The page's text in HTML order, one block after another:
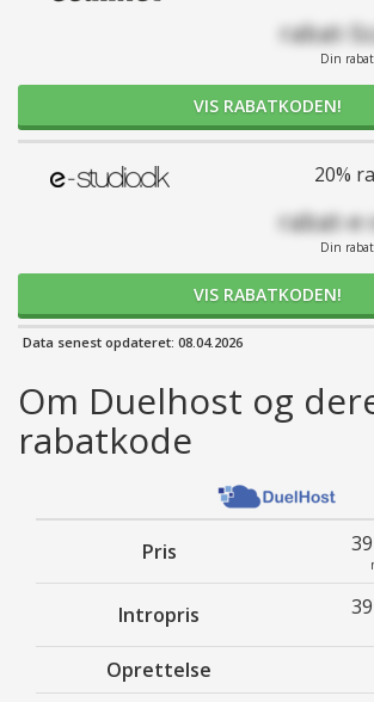
rabat-
Din
VIS RABATKODEN!
20%
rabat-
Din
VIS RABATKODEN!
Data senest opdateret: 08.04.2026
Om Duelhost og
rabatkode
Pris
Intropris
Oprettelse